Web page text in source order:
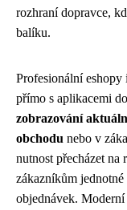
rozhraní dopravce,
balíku.
Profesionální
přímo s aplikacemi
zobrazování
obchodu nebo v
nutnost přecházet na
zákazníkům
objednávek.